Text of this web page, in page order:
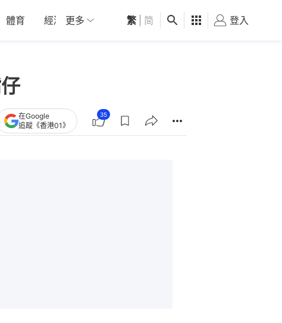
體育 經濟 01深圳 觀點 健康 好食玩飛
更多 繁 简 登入
在Google
追蹤《香港01》
35